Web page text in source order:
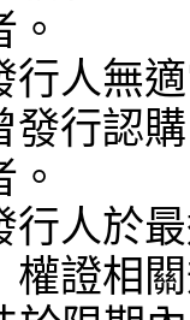
行人無
發行認
行人於
權證相